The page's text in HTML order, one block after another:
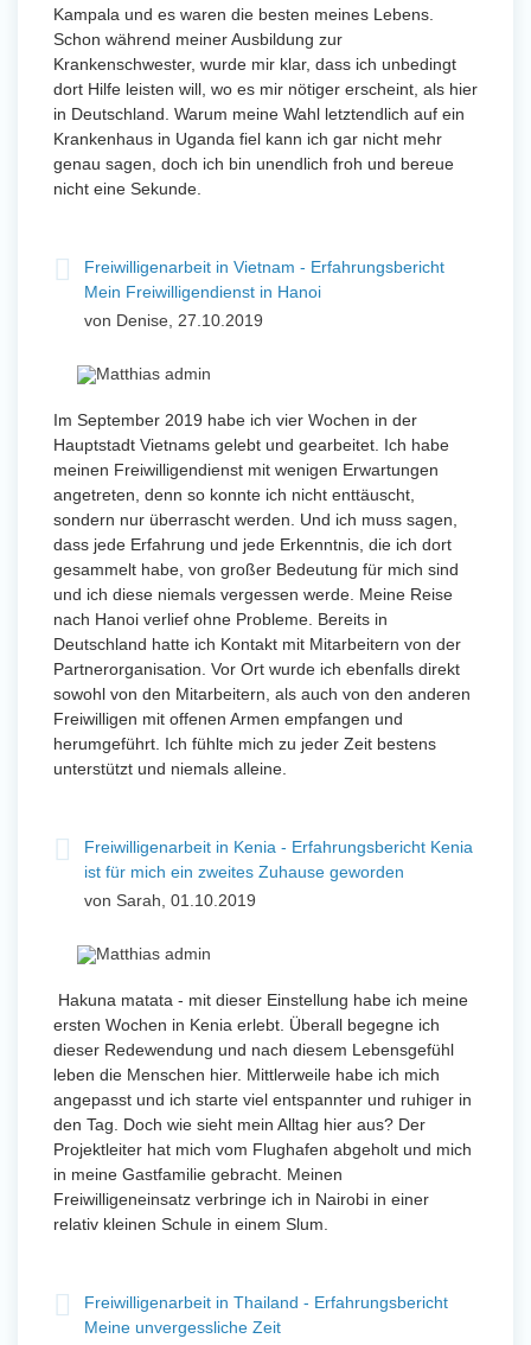
Kampala und es waren die besten meines Lebens.
Schon während meiner Ausbildung zur
Krankenschwester, wurde mir klar, dass ich unbedingt
dort Hilfe leisten will, wo es mir nötiger erscheint, als hier
in Deutschland. Warum meine Wahl letztendlich auf ein
Krankenhaus in Uganda fiel kann ich gar nicht mehr
genau sagen, doch ich bin unendlich froh und bereue
nicht eine Sekunde.
Freiwilligenarbeit in Vietnam - Erfahrungsbericht
Mein Freiwilligendienst in Hanoi
von Denise, 27.10.2019
Im September 2019 habe ich vier Wochen in der
Hauptstadt Vietnams gelebt und gearbeitet. Ich habe
meinen Freiwilligendienst mit wenigen Erwartungen
angetreten, denn so konnte ich nicht enttäuscht,
sondern nur überrascht werden. Und ich muss sagen,
dass jede Erfahrung und jede Erkenntnis, die ich dort
gesammelt habe, von großer Bedeutung für mich sind
und ich diese niemals vergessen werde. Meine Reise
nach Hanoi verlief ohne Probleme. Bereits in
Deutschland hatte ich Kontakt mit Mitarbeitern von der
Partnerorganisation. Vor Ort wurde ich ebenfalls direkt
sowohl von den Mitarbeitern, als auch von den anderen
Freiwilligen mit offenen Armen empfangen und
herumgeführt. Ich fühlte mich zu jeder Zeit bestens
unterstützt und niemals alleine.
Freiwilligenarbeit in Kenia - Erfahrungsbericht Kenia
ist für mich ein zweites Zuhause geworden
von Sarah, 01.10.2019
Hakuna matata - mit dieser Einstellung habe ich meine
ersten Wochen in Kenia erlebt. Überall begegne ich
dieser Redewendung und nach diesem Lebensgefühl
leben die Menschen hier. Mittlerweile habe ich mich
angepasst und ich starte viel entspannter und ruhiger in
den Tag. Doch wie sieht mein Alltag hier aus? Der
Projektleiter hat mich vom Flughafen abgeholt und mich
in meine Gastfamilie gebracht. Meinen
Freiwilligeneinsatz verbringe ich in Nairobi in einer
relativ kleinen Schule in einem Slum.
Freiwilligenarbeit in Thailand - Erfahrungsbericht
Meine unvergessliche Zeit